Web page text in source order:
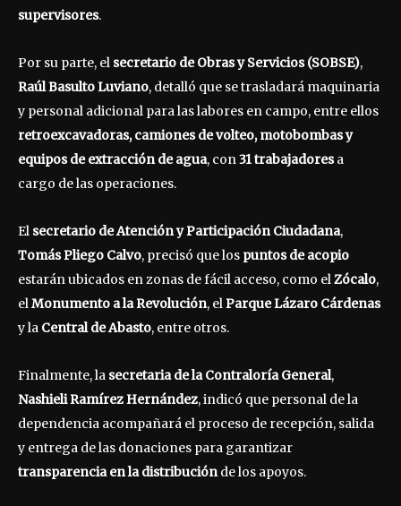
supervisores.
Por su parte, el secretario de Obras y Servicios (SOBSE),
Raúl Basulto Luviano, detalló que se trasladará maquinaria
y personal adicional para las labores en campo, entre ellos
retroexcavadoras, camiones de volteo, motobombas y
equipos de extracción de agua, con31 trabajadoresa
cargo de las operaciones.
El secretario de Atención y Participación Ciudadana,
Tomás Pliego Calvo, precisó que los puntos de acopio
estarán ubicados en zonas de fácil acceso, como elZócalo,
elMonumento a la Revolución, elParque Lázaro Cárdenas
y la Central de Abasto, entre otros.
Finalmente, la secretaria de la Contraloría General,
Nashieli Ramírez Hernández, indicó que personal de la
dependencia acompañará el proceso de recepción, salida
y entrega de las donaciones para garantizar
transparencia en la distribuciónde los apoyos.